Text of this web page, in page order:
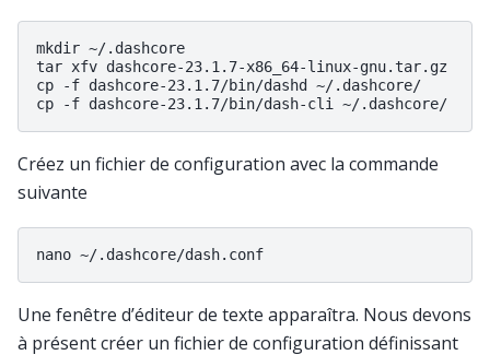
mkdir ~/.dashcore
tar xfv dashcore-23.1.7-x86_64-linux-gnu.tar.gz
cp -f dashcore-23.1.7/bin/dashd ~/.dashcore/
Créez un fichier de configuration avec la commande
suivante
Une fenêtre d’éditeur de texte apparaîtra. Nous devons
à présent créer un fichier de configuration définissant